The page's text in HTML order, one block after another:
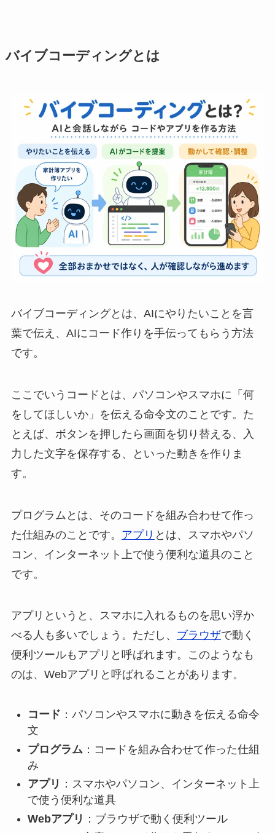
バイブコーディングとは
バイブコーディングとは、AIにやりたいことを言
葉で伝え、AIにコード作りを手伝ってもらう方法
です。
ここでいうコードとは、パソコンやスマホに「何
をしてほしいか」を伝える命令文のことです。た
とえば、ボタンを押したら画面を切り替える、入
力した文字を保存する、といった動きを作りま
す。
プログラムとは、そのコードを組み合わせて作っ
た仕組みのことです。 アプリ とは、スマホやパソ
コン、インターネット上で使う便利な道具のこと
です。
アプリというと、スマホに入れるものを思い浮か
べる人も多いでしょう。ただし、 ブラウザで動く
便利ツールもアプリと呼ばれます。このようなも
のは、Webアプリと呼ばれることがあります。
コード ：パソコンやスマホに動きを伝える命令
文
プログラム ：コードを組み合わせて作った仕組
み
アプリ ：スマホやパソコン、インターネット上
で使う便利な道具
Webアプリ ：ブラウザで動く便利ツール